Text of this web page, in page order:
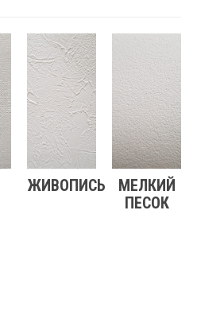
ЖИВОПИСЬ
МЕЛКИЙ
ПЕСОК